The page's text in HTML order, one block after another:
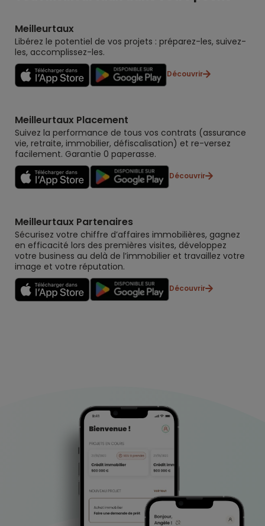
Meilleurtaux
Libérez le potentiel de vos projets : préparez-les, suivez-
les, accomplissez-les.
Découvrir
Meilleurtaux Placement
Suivez la performance de tous vos contrats (assurance
vie, retraite, immobilier, défiscalisation) et re-versez
facilement. Garantie 0 paperasse.
Découvrir
Meilleurtaux Partenaires
Sécurisez votre chiffre d’affaires immobilières, gagnez
en efficacité lors des premières visites, développez
votre business au delà de l’immobilier et travaillez votre
image et votre réputation.
Découvrir